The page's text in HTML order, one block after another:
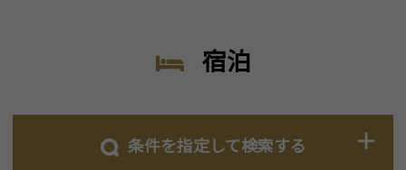
宿泊
条件を指定して検索する